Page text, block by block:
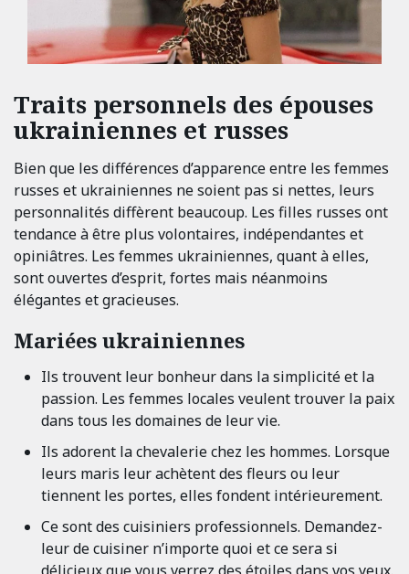
Traits personnels des épouses
ukrainiennes et russes
Bien que les différences d’apparence entre les femmes
russes et ukrainiennes ne soient pas si nettes, leurs
personnalités diffèrent beaucoup. Les filles russes ont
tendance à être plus volontaires, indépendantes et
opiniâtres. Les femmes ukrainiennes, quant à elles,
sont ouvertes d’esprit, fortes mais néanmoins
élégantes et gracieuses.
Mariées ukrainiennes
Ils trouvent leur bonheur dans la simplicité et la
passion. Les femmes locales veulent trouver la paix
dans tous les domaines de leur vie.
Ils adorent la chevalerie chez les hommes. Lorsque
leurs maris leur achètent des fleurs ou leur
tiennent les portes, elles fondent intérieurement.
Ce sont des cuisiniers professionnels. Demandez-
leur de cuisiner n’importe quoi et ce sera si